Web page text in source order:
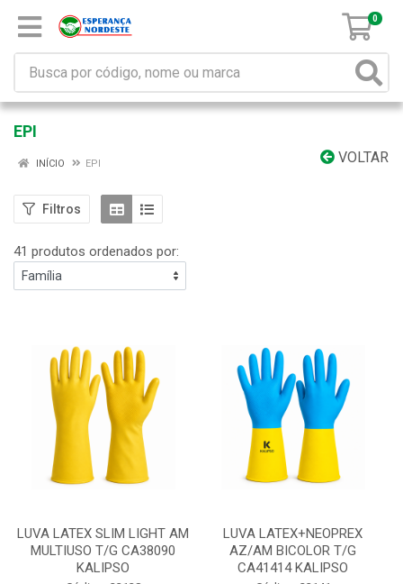
0
EPI
VOLTAR
INÍCIO EPI
Filtros
41 produtos ordenados por:
LUVA LATEX SLIM LIGHT AM
MULTIUSO T/G CA38090
KALIPSO
LUVA LATEX+NEOPREX
AZ/AM BICOLOR T/G
CA41414 KALIPSO